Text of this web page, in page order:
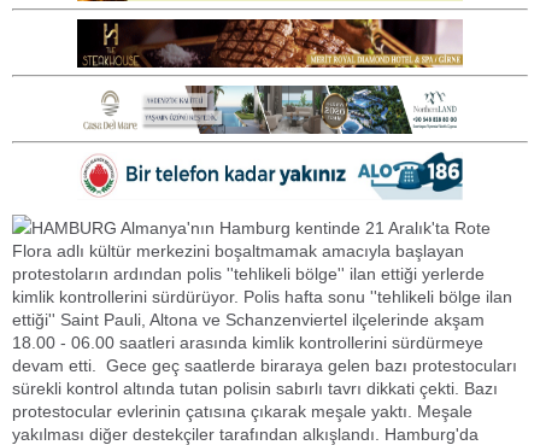
HAMBURG Almanya'nın Hamburg kentinde 21 Aralık'ta Rote
Flora adlı kültür merkezini boşaltmamak amacıyla başlayan
protestoların ardından polis ''tehlikeli bölge'' ilan ettiği yerlerde
kimlik kontrollerini sürdürüyor. Polis hafta sonu ''tehlikeli bölge ilan
ettiği'' Saint Pauli, Altona ve Schanzenviertel ilçelerinde akşam
18.00 - 06.00 saatleri arasında kimlik kontrollerini sürdürmeye
devam etti. Gece geç saatlerde biraraya gelen bazı protestocuları
sürekli kontrol altında tutan polisin sabırlı tavrı dikkati çekti. Bazı
protestocular evlerinin çatısına çıkarak meşale yaktı. Meşale
yakılması diğer destekçiler tarafından alkışlandı. Hamburg'da